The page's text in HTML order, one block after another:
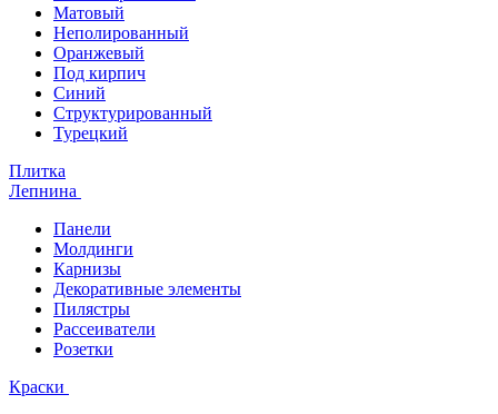
Матовый
Неполированный
Оранжевый
Под кирпич
Синий
Структурированный
Турецкий
Плитка
Лепнина
Панели
Молдинги
Карнизы
Декоративные элементы
Пилястры
Рассеиватели
Розетки
Краски